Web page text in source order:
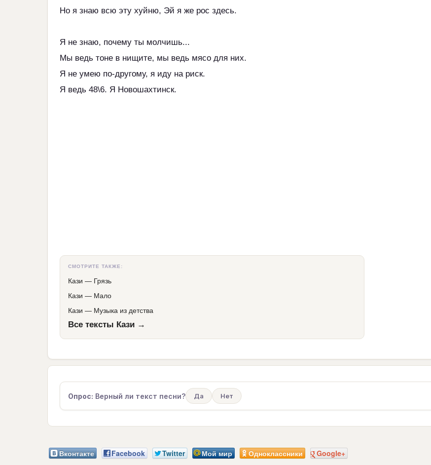
Но я знаю всю эту хуйню, Эй я же рос здесь.
Я не знаю, почему ты молчишь...
Мы ведь тоне в нищите, мы ведь мясо для них.
Я не умею по-другому, я иду на риск.
Я ведь 48\6. Я Новошахтинск.
СМОТРИТЕ ТАКЖЕ:
Кази — Грязь
Кази — Мало
Кази — Музыка из детства
Все тексты Кази →
Опрос: Верный ли текст песни? Да Нет
Вконтакте Facebook Twitter Мой мир Одноклассники Google+